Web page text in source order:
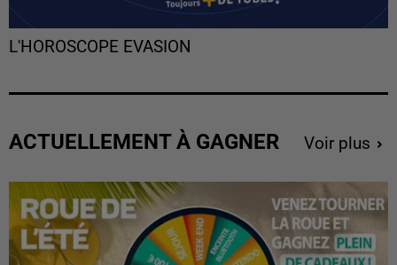
L'HOROSCOPE EVASION
ACTUELLEMENT À GAGNER Voir plus